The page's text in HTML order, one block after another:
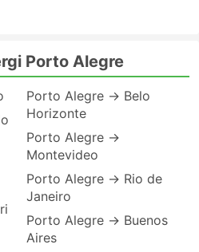
Porto Alegre
Porto Alegre → Belo
Horizonte
Porto Alegre →
Montevideo
Porto Alegre → Rio de
Janeiro
Porto Alegre → Buenos
Aires